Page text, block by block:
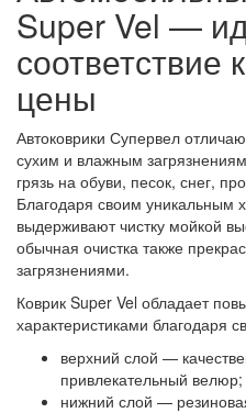
Super Vel —
соответствие
цены
Автоковрики Супервел
сухим и влажным
грязь на обуви, песок, снег,
Благодаря своим уникальным
выдерживают чистку мойкой
обычная очистка также
загрязнениями.
Коврик Super Vel обладает
характеристиками благодаря
верхний слой —
привлекательный велюр;
нижний слой —